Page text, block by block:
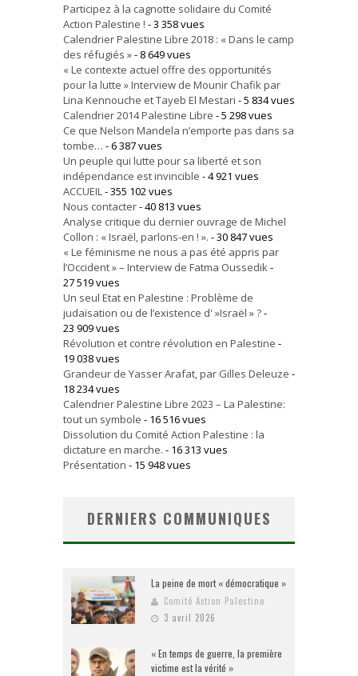
Participez à la cagnotte solidaire du Comité
Action Palestine ! - 3 358 vues
Calendrier Palestine Libre 2018 : « Dans le camp
des réfugiés »- 8 649 vues
« Le contexte actuel offre des opportunités
pour la lutte » Interview de Mounir Chafik par
Lina Kennouche et Tayeb El Mestari - 5 834 vues
Calendrier 2014 Palestine Libre - 5 298 vues
Ce que Nelson Mandela n’emporte pas dans sa
tombe… - 6 387 vues
Un peuple qui lutte pour sa liberté et son
indépendance est invincible - 4 921 vues
ACCUEIL - 355 102 vues
Nous contacter- 40 813 vues
Analyse critique du dernier ouvrage de Michel
Collon : « Israël, parlons-en ! ». - 30 847 vues
« Le féminisme ne nous a pas été appris par
l’Occident » – Interview de Fatma Oussedik -
27 519 vues
Un seul Etat en Palestine : Problème de
judaïsation ou de l’existence d' »Israël » ?-
23 909 vues
Révolution et contre révolution en Palestine -
19 038 vues
Grandeur de Yasser Arafat, par Gilles Deleuze -
18 234 vues
Calendrier Palestine Libre 2023 – La Palestine:
tout un symbole - 16 516 vues
Dissolution du Comité Action Palestine : la
dictature en marche. - 16 313 vues
Présentation - 15 948 vues
DERNIERS COMMUNIQUES
La peine de mort « démocratique »
Comité Action Palestine
3 avril 2026
« En temps de guerre, la première
victime est la vérité »